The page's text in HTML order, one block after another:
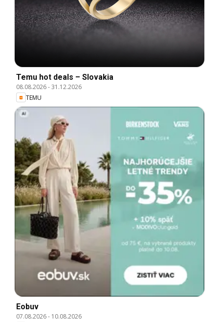
Temu hot deals – Slovakia
08.08.2026-31.12.2026
TEMU
Eobuv
07.08.2026- 10.08.2026